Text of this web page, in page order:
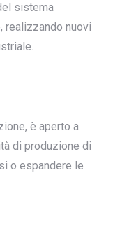
sistema
realizzando nuovi
è aperto a
di produzione di
o espandere le